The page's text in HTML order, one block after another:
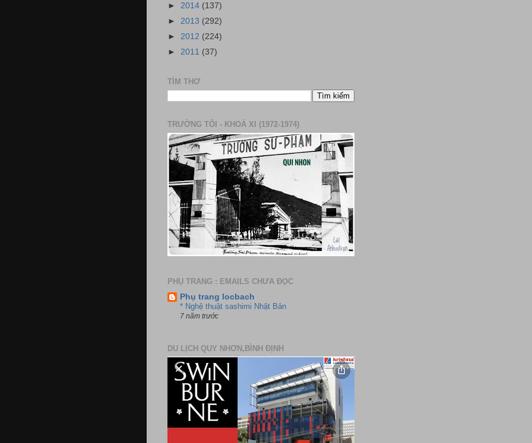
► 2014 (137)
► 2013 (292)
► 2012 (224)
► 2011 (37)
TÌM THƠ
TRƯỜNG TÔI - KHOÁ XI (1972-1974)
PHỤ TRANG : EMAILS CHƯA ĐỌC
Phụ trang locbach
* Nghệ thuật sashimi Nhật Bản
7 năm trước
DU LỊCH QUY NHƠN,BÌNH ĐỊNH